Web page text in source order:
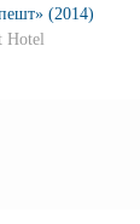
(2014)
Hotel